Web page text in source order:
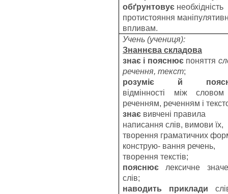
обґрунтовує необхідність
протистояння
впливам.
Учень (учениця):
Знаннєва складова
знає і пояснюєпоняття
речення, текст;
розуміє й
відмінності між
реченням, реченням і
знає вивчені правила
написання слів, вимови їх,
творення граматичних
конструю- вання речень,
творення текстів;
пояснює лексичне
слів;
наводить приклади